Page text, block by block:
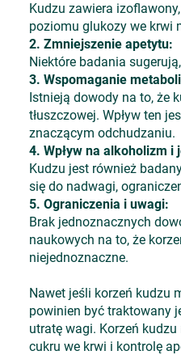
Kudzu zawiera
poziomu glukozy we krwi
2. Zmniejszenie apetytu:
Niektóre badania
3. Wspomaganie
Istnieją dowody na to, że
tłuszczowej. Wpływ ten
znaczącym odchudzaniu.
4. Wpływ na alkoholizm i
Kudzu jest również
się do nadwagi,
5. Ograniczenia i uwagi:
Brak jednoznacznych
naukowych na to, że
niejednoznaczne.
Nawet jeśli korzeń kudzu
powinien być traktowany
utratę wagi. Korzeń
cukru we krwi i kontrolę